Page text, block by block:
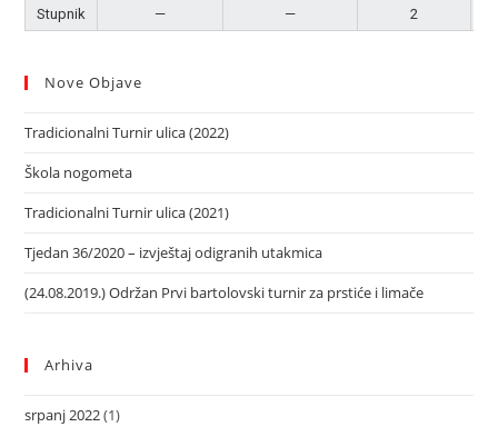
Stupnik
— — 2
Nove Objave
Tradicionalni Turnir ulica (2022)
Škola nogometa
Tradicionalni Turnir ulica (2021)
Tjedan 36/2020 – izvještaj odigranih utakmica
(24.08.2019.) Održan Prvi bartolovski turnir za prstiće i limače
Arhiva
srpanj 2022(1)